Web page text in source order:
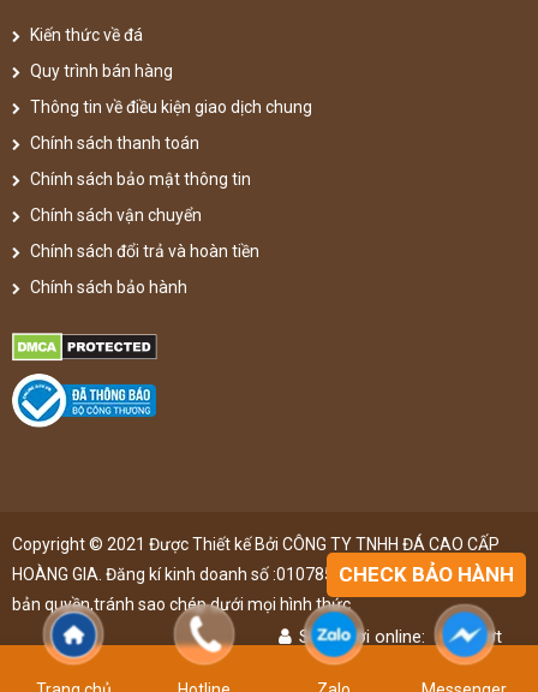
Kiến thức về đá
Quy trình bán hàng
Thông tin về điều kiện giao dịch chung
Chính sách thanh toán
Chính sách bảo mật thông tin
Chính sách vận chuyển
Chính sách đổi trả và hoàn tiền
Chính sách bảo hành
Copyright © 2021 Được Thiết kế Bởi CÔNG TY TNHH ĐÁ CAO CẤP
HOÀNG GIA. Đăng kí kinh doanh số :0107851148 ,đã được đăng kí
bản quyền,tránh sao chép dưới mọi hình thức
Số người online: 46 lượt
Lượt truy cập:
4892663 lượt
CHECK BẢO HÀNH